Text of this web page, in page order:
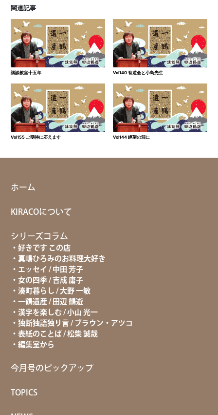
関連記事
講談教室十五年 Vol140 有遊会と小島先生
Vol155 ご期待に応えます Vol144 絶望の淵に
ホーム
KIRACOについて
シリーズコラム
好きです この店
真嶋ひろみのお料理大好き
エッセイ / 中田 芳子
女の四季 / 吉成 庸子
湊町暮らし / 大野 一敏
一鶴遺産 / 田辺 鶴遊
漢字を楽しむ / 小山 光一
独断独語独り言 / ブラウン・アツコ
表紙のことば / 松柴 誠哉
編集室から
今月号のピックアップ
TOPICS